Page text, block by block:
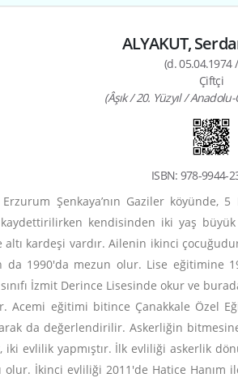
ALYAKUT,
(d. 05.04.1974
Çiftçi
(Âşık / 20. Yüzyıl /
ISBN: 978-9944-
Şenkaya’nın Gaziler
kendisinden iki yaş büyük
altı kardeşi vardır. Ailenin ikinci
1990'da mezun olur. Lise eğitimine
İzmit Derince Lisesinde okur ve
Acemi eğitimi bitince Çanakkale Özel
da değerlendirilir. Askerliğin
iki evlilik yapmıştır. İlk evliliği askerlik
İkinci evliliği 2011'de Hatice